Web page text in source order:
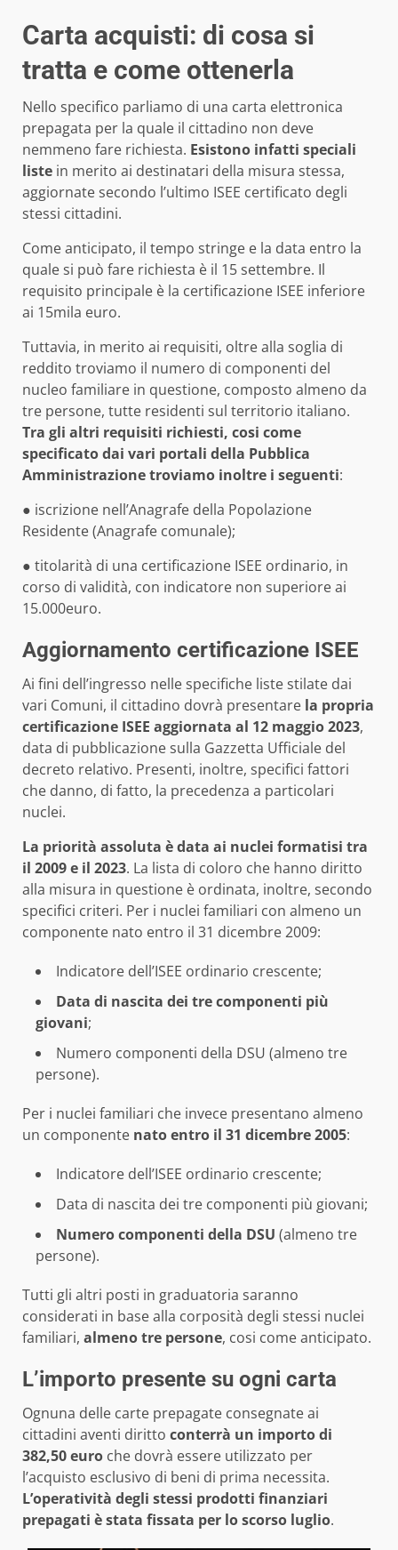
Carta acquisti: di cosa si
tratta e come ottenerla
Nello specifico parliamo di una carta elettronica
prepagata per la quale il cittadino non deve
nemmeno fare richiesta. Esistono infatti speciali
liste in merito ai destinatari della misura stessa,
aggiornate secondo l’ultimo ISEE certificato degli
stessi cittadini.
Come anticipato, il tempo stringe e la data entro la
quale si può fare richiesta è il 15 settembre. Il
requisito principale è la certificazione ISEE inferiore
ai 15mila euro.
Tuttavia, in merito ai requisiti, oltre alla soglia di
reddito troviamo il numero di componenti del
nucleo familiare in questione, composto almeno da
tre persone, tutte residenti sul territorio italiano.
Tra gli altri requisiti richiesti, cosi come
specificato dai vari portali della Pubblica
Amministrazione troviamo inoltre i seguenti:
● iscrizione nell’Anagrafe della Popolazione
Residente (Anagrafe comunale);
● titolarità di una certificazione ISEE ordinario, in
corso di validità, con indicatore non superiore ai
15.000euro.
Aggiornamento certificazione ISEE
Ai fini dell’ingresso nelle specifiche liste stilate dai
vari Comuni, il cittadino dovrà presentare la propria
certificazione ISEE aggiornata al 12 maggio 2023,
data di pubblicazione sulla Gazzetta Ufficiale del
decreto relativo. Presenti, inoltre, specifici fattori
che danno, di fatto, la precedenza a particolari
nuclei.
La priorità assoluta è data ai nuclei formatisi tra
il 2009 e il 2023. La lista di coloro che hanno diritto
alla misura in questione è ordinata, inoltre, secondo
specifici criteri. Per i nuclei familiari con almeno un
componente nato entro il 31 dicembre 2009:
Indicatore dell’ISEE ordinario crescente;
Data di nascita dei tre componenti più
giovani;
Numero componenti della DSU (almeno tre
persone).
Per i nuclei familiari che invece presentano almeno
un componente nato entro il 31 dicembre 2005:
Indicatore dell’ISEE ordinario crescente;
Data di nascita dei tre componenti più giovani;
Numero componenti della DSU (almeno tre
persone).
Tutti gli altri posti in graduatoria saranno
considerati in base alla corposità degli stessi nuclei
familiari, almeno tre persone, cosi come anticipato.
L’importo presente su ogni carta
Ognuna delle carte prepagate consegnate ai
cittadini aventi diritto conterrà un importo di
382,50 euro che dovrà essere utilizzato per
l’acquisto esclusivo di beni di prima necessita.
L’operatività degli stessi prodotti finanziari
prepagati è stata fissata per lo scorso luglio.